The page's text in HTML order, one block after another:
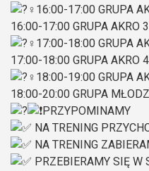
16:00-17:00 GRUPA
16:00-17:00 GRUPA AKRO
17:00-18:00 GRUPA
17:00-18:00 GRUPA AKRO
18:00-19:00 GRUPA
18:00-20:00 GRUPA
PRZYPOMINAMY
NA TRENING
NA TRENING
PRZEBIERAMY SIĘ W